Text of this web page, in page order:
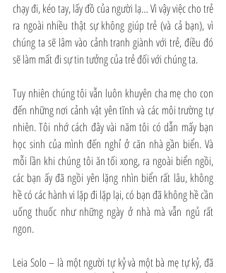
chạy đi, kéo tay, lấy đồ của người lạ… Vì vậy việc cho trẻ
ra ngoài nhiều thật sự không giúp trẻ (và cả bạn), vì
chúng ta sẽ lâm vào cảnh tranh giành với trẻ, điều đó
sẽ làm mất đi sự tin tưởng của trẻ đối với chúng ta.
Tuy nhiên chúng tôi vẫn luôn khuyên cha mẹ cho con
đến những nơi cảnh vật yên tĩnh và các môi trường tự
nhiên. Tôi nhớ cách đây vài năm tôi có dẫn mấy bạn
học sinh của mình đến nghỉ ở căn nhà gần biển. Và
mỗi lần khi chúng tôi ăn tối xong, ra ngoài biển ngồi,
các bạn ấy đã ngồi yên lặng nhìn biển rất lâu, không
hề có các hành vi lặp đi lặp lại, có bạn đã không hề cần
uống thuốc như những ngày ở nhà mà vẫn ngủ rất
ngon.
Leia Solo – là một người tự kỷ và một bà mẹ tự kỷ, đã